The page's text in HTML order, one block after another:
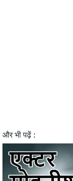
और भी पढ़ें :